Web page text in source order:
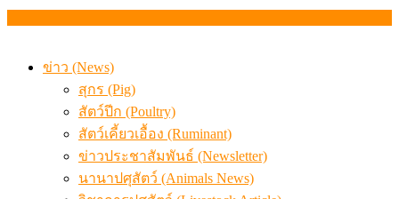
ข่าว (News)
สุกร (Pig)
สัตว์ปีก (Poultry)
สัตว์เคี้ยวเอื้อง (Ruminant)
ข่าวประชาสัมพันธ์ (Newsletter)
นานาปศุสัตว์ (Animals News)